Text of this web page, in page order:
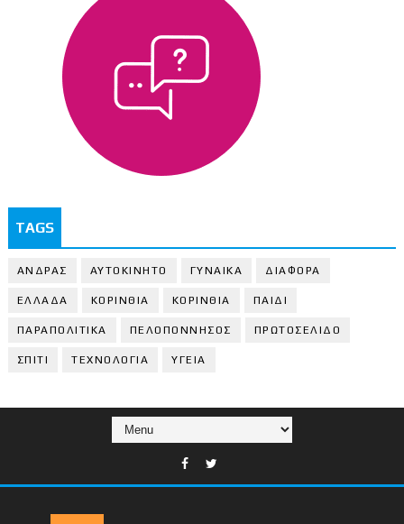
TAGS
ΑΝΔΡΑΣ ΑΥΤΟΚΙΝΗΤΟ ΓΥΝΑΙΚΑ ΔΙΑΦΟΡΑ
ΕΛΛΑΔΑ ΚΟΡΙΝΘΙΑ ΚΟΡΙΝΘΙA ΠΑΙΔΙ
ΠΑΡΑΠΟΛΙΤΙΚΑ ΠΕΛΟΠΟΝΝΗΣΟΣ ΠΡΩΤΟΣΕΛΙΔΟ
ΣΠΙΤΙ ΤΕΧΝΟΛΟΓΙΑ ΥΓΕΙΑ